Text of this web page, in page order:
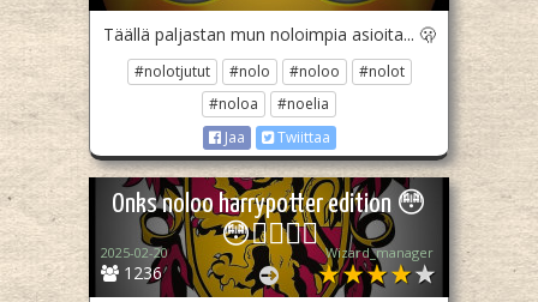
Täällä paljastan mun noloimpia asioita... 🫢
#nolotjutut #nolo #noloo
#nolot
#noloa
#noelia
Jaa
Twiittaa
Onks noloo harrypotter edition 😳
😳🧙‍♂️🧙‍♂️
1236
2025-02-20 Wizard_manager